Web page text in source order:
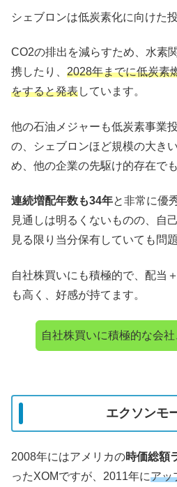
シェブロンは低炭素化に向けた
CO2の排出を減らすため、水素
携したり、 2028年までに低炭素
をすると発表しています。
他の石油メジャーも低炭素事業
の、シェブロンほど規模の大き
め、他の企業の先駆け的存在でも
連続増配年数も34年と非常に優
見通しは明るくないものの、自
見る限り当分保有していても問
自社株買いにも積極的で、配当
も高く、好感が持てます。
自社株買いに積極的な会社
エクソンモ
2008年にはアメリカの時価総額
ったXOMですが、2011年にアッ